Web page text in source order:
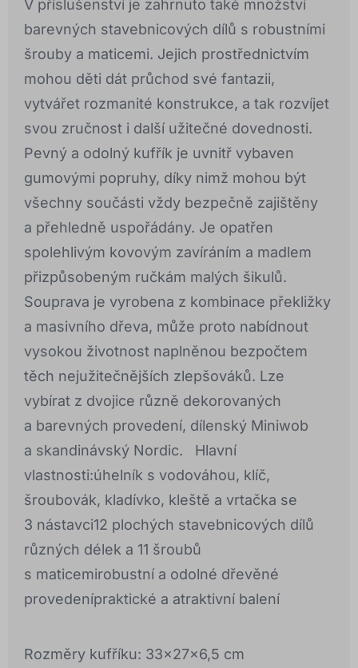
V příslušenství je zahrnuto také množství
barevných stavebnicových dílů s robustními
šrouby a maticemi. Jejich prostřednictvím
mohou děti dát průchod své fantazii,
vytvářet rozmanité konstrukce, a tak rozvíjet
svou zručnost i další užitečné dovednosti.
Pevný a odolný kufřík je uvnitř vybaven
gumovými popruhy, díky nimž mohou být
všechny součásti vždy bezpečně zajištěny
a přehledně uspořádány. Je opatřen
spolehlivým kovovým zavíráním a madlem
přizpůsobeným ručkám malých šikulů.
Souprava je vyrobena z kombinace překližky
a masivního dřeva, může proto nabídnout
vysokou životnost naplněnou bezpočtem
těch nejužitečnějších zlepšováků. Lze
vybírat z dvojice různě dekorovaných
a barevných provedení, dílenský Miniwob
a skandinávský Nordic. Hlavní
vlastnosti:úhelník s vodováhou, klíč,
šroubovák, kladívko, kleště a vrtačka se
3 nástavci12 plochých stavebnicových dílů
různých délek a 11 šroubů
s maticemirobustní a odolné dřevěné
provedenípraktické a atraktivní balení
Rozměry kufříku: 33x27x6,5 cm